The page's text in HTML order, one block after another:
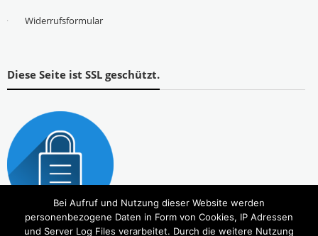
Widerrufsformular
Diese Seite ist SSL geschützt.
Bei Aufruf und Nutzung dieser Website werden
personenbezogene Daten in Form von Cookies, IP Adressen
und Server Log Files verarbeitet. Durch die weitere Nutzung